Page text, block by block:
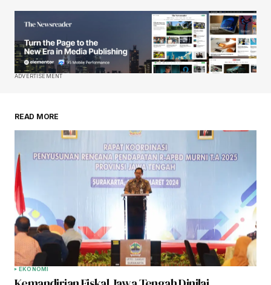
ADVERTISEMENT
READ MORE
EKONOMI